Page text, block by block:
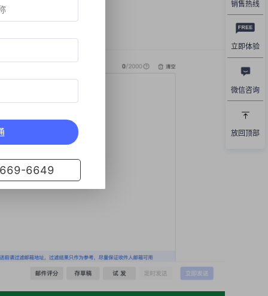
669-6649
销售热线
立即体验
微信咨询
放回顶部